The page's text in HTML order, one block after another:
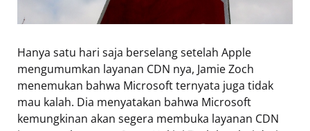
Hanya satu hari saja berselang setelah Apple
mengumumkan layanan CDN nya, Jamie Zoch
menemukan bahwa Microsoft ternyata juga tidak
mau kalah. Dia menyatakan bahwa Microsoft
kemungkinan akan segera membuka layanan CDN